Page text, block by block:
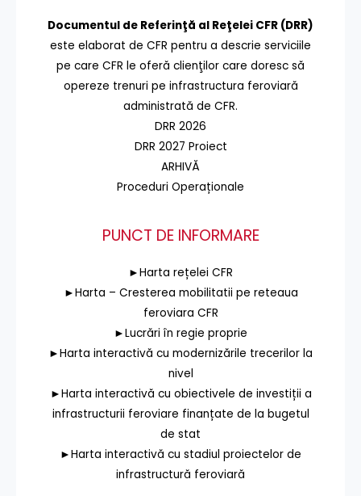
Documentul de Referinţă al Reţelei CFR (DRR)
este elaborat de CFR pentru a descrie serviciile
pe care CFR le oferă clienţilor care doresc să
opereze trenuri pe infrastructura feroviară
administrată de CFR.
DRR 2026
DRR 2027 Proiect
ARHIVĂ
Proceduri Operaționale
PUNCT DE INFORMARE
►Harta rețelei CFR
►Harta – Cresterea mobilitatii pe reteaua
feroviara CFR
►Lucrări în regie proprie
►Harta interactivă cu modernizările trecerilor la
nivel
►Harta interactivă cu obiectivele de investiții a
infrastructurii feroviare finanțate de la bugetul
de stat
►Harta interactivă cu stadiul proiectelor de
infrastructură feroviară